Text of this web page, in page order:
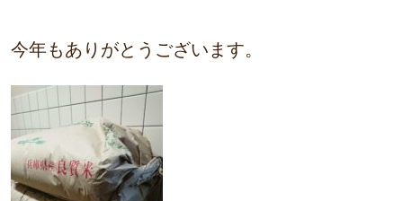
今年もありがとうございます。